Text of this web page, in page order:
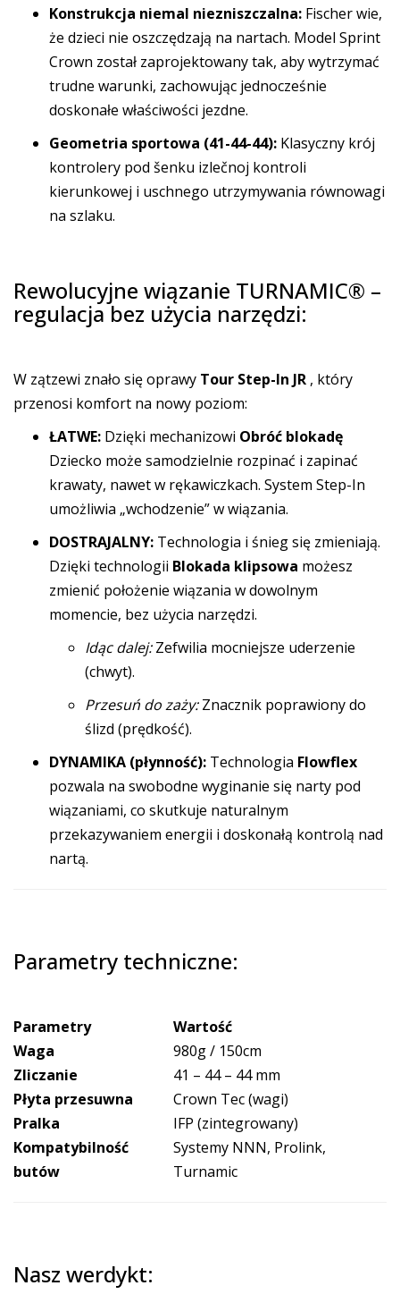
Konstrukcja niemal niezniszczalna: Fischer wie,
że dzieci nie oszczędzają na nartach. Model Sprint
Crown został zaprojektowany tak, aby wytrzymać
trudne warunki, zachowując jednocześnie
doskonałe właściwości jezdne.
Geometria sportowa (41-44-44): Klasyczny krój
kontrolery pod šenku izlečnoj kontroli
kierunkowej i uschnego utrzymywania równowagi
na szlaku.
Rewolucyjne wiązanie TURNAMIC® –
regulacja bez użycia narzędzi:
W zątzewi znało się oprawy Tour Step-In JR , który
przenosi komfort na nowy poziom:
ŁATWE: Dzięki mechanizowi Obróć blokadę
Dziecko może samodzielnie rozpinać i zapinać
krawaty, nawet w rękawiczkach. System Step-In
umożliwia „wchodzenie” w wiązania.
DOSTRAJALNY: Technologia i śnieg się zmieniają.
Dzięki technologii Blokada klipsowa możesz
zmienić położenie wiązania w dowolnym
momencie, bez użycia narzędzi.
Idąc dalej:Zefwilia mocniejsze uderzenie
(chwyt).
Przesuń do zaży:Znacznik poprawiony do
ślizd (prędkość).
DYNAMIKA (płynność): Technologia Flowflex
pozwala na swobodne wyginanie się narty pod
wiązaniami, co skutkuje naturalnym
przekazywaniem energii i doskonałą kontrolą nad
nartą.
Parametry techniczne:
Parametry
Wartość
Waga
980g / 150cm
Zliczanie
41 – 44 – 44 mm
Płyta przesuwna
Crown Tec (wagi)
Pralka
IFP (zintegrowany)
Kompatybilność
butów
Systemy NNN, Prolink,
Turnamic
Nasz werdykt: